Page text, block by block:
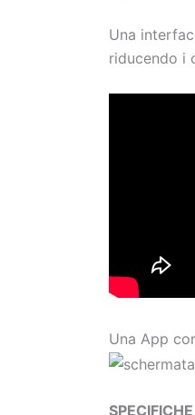
Una
riducendo i
Una App